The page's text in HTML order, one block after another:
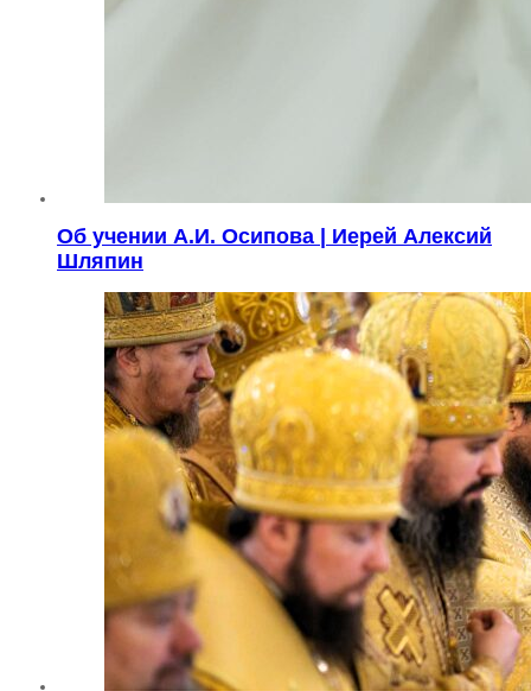
Об учении А.И. Осипова | Иерей Алексий
Шляпин